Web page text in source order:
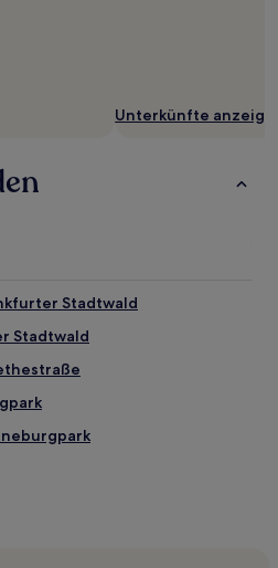
Unterkünfte
Stadtwald
Stadtwald